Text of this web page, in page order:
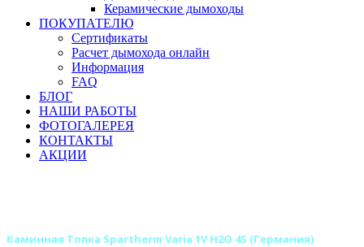
Керамические дымоходы
ПОКУПАТЕЛЮ
Сертификаты
Расчет дымохода онлайн
Информация
FAQ
БЛОГ
НАШИ РАБОТЫ
ФОТОГАЛЕРЕЯ
КОНТАКТЫ
АКЦИИ
Каминная Топка Spartherm Varia 1V H2O 4S (Германия)